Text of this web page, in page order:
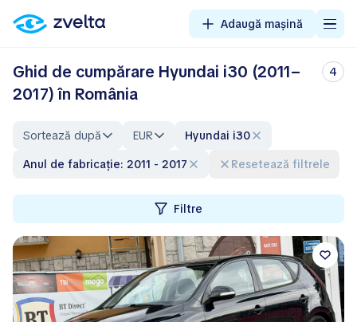
Adaugă mașină
Ghid de cumpărare Hyundai i30 (2011–
2017) în România
4
Sortează după EUR
Hyundai i30
Anul de fabricație: 2011 - 2017
Resetează filtrele
Filtre